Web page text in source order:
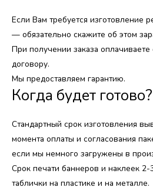
Если Вам требуется изготовление
— обязательно скажите об этом
При получении заказа оплачиваете
договору.
Мы предоставляем гарантию.
Когда будет готово?​
Стандартный срок изготовления
момента оплаты и согласования
если мы немного загружены в
Срок печати баннеров и наклеек
таблички на пластике и на металле.